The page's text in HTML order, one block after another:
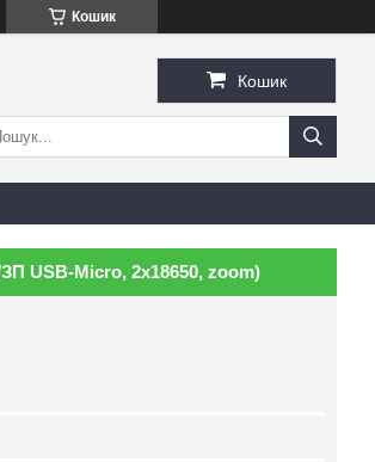
Кошик
Кошик
USB-Micro, 2x18650, zoom)